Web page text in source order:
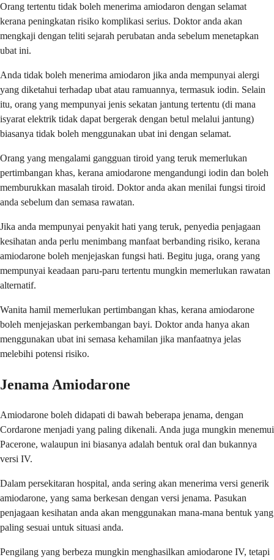
Orang tertentu tidak boleh menerima amiodaron dengan selamat
kerana peningkatan risiko komplikasi serius. Doktor anda akan
mengkaji dengan teliti sejarah perubatan anda sebelum menetapkan
ubat ini.
Anda tidak boleh menerima amiodaron jika anda mempunyai alergi
yang diketahui terhadap ubat atau ramuannya, termasuk iodin. Selain
itu, orang yang mempunyai jenis sekatan jantung tertentu (di mana
isyarat elektrik tidak dapat bergerak dengan betul melalui jantung)
biasanya tidak boleh menggunakan ubat ini dengan selamat.
Orang yang mengalami gangguan tiroid yang teruk memerlukan
pertimbangan khas, kerana amiodarone mengandungi iodin dan boleh
memburukkan masalah tiroid. Doktor anda akan menilai fungsi tiroid
anda sebelum dan semasa rawatan.
Jika anda mempunyai penyakit hati yang teruk, penyedia penjagaan
kesihatan anda perlu menimbang manfaat berbanding risiko, kerana
amiodarone boleh menjejaskan fungsi hati. Begitu juga, orang yang
mempunyai keadaan paru-paru tertentu mungkin memerlukan rawatan
alternatif.
Wanita hamil memerlukan pertimbangan khas, kerana amiodarone
boleh menjejaskan perkembangan bayi. Doktor anda hanya akan
menggunakan ubat ini semasa kehamilan jika manfaatnya jelas
melebihi potensi risiko.
Jenama Amiodarone
Amiodarone boleh didapati di bawah beberapa jenama, dengan
Cordarone menjadi yang paling dikenali. Anda juga mungkin menemui
Pacerone, walaupun ini biasanya adalah bentuk oral dan bukannya
versi IV.
Dalam persekitaran hospital, anda sering akan menerima versi generik
amiodarone, yang sama berkesan dengan versi jenama. Pasukan
penjagaan kesihatan anda akan menggunakan mana-mana bentuk yang
paling sesuai untuk situasi anda.
Pengilang yang berbeza mungkin menghasilkan amiodarone IV, tetapi